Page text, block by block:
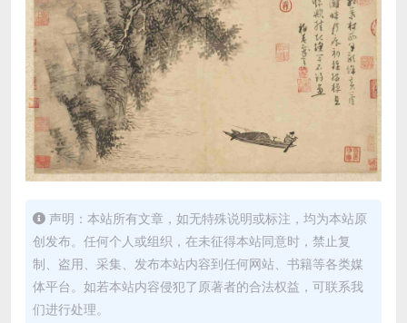
声明：本站所有文章，如无特殊说明或标注，均为本站原
创发布。任何个人或组织，在未征得本站同意时，禁止复
制、盗用、采集、发布本站内容到任何网站、书籍等各类媒
体平台。如若本站内容侵犯了原著者的合法权益，可联系我
们进行处理。